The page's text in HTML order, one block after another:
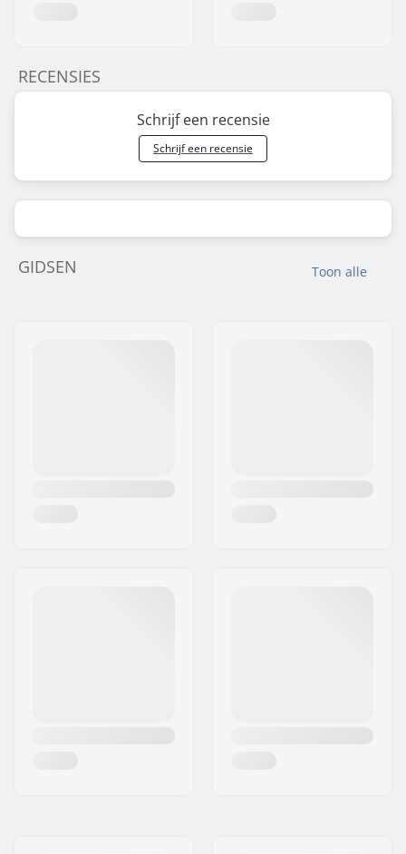
RECENSIES
Schrijf een recensie
Schrijf een recensie
Toon alle
GIDSEN